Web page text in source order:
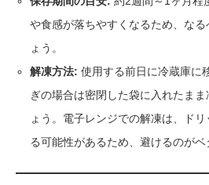
や食感が落ちやすくなるため、な
ょう。
解凍方法: 使用する前日に冷蔵庫に
ぎの場合は密閉した袋に入れたま
ょう。電子レンジでの解凍は、ド
る可能性があるため、避けるのがベ